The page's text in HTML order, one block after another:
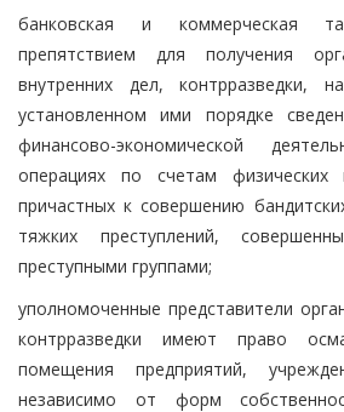
банковская и коммерческая
препятствием для получения
внутренних дел, контрразведки,
установленном ими порядке
финансово-экономической
операциях по счетам физических
причастных к совершению
тяжких преступлений,
преступными группами;
уполномоченные представители
контрразведки имеют право
помещения предприятий,
независимо от форм